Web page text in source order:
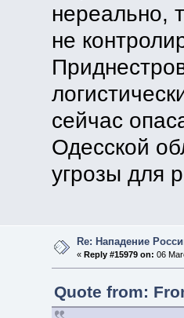
нереально,
не
сейчас
Одесской
угрозы для
Re: Нападение
«Reply #15979 on: 06
Quote from: